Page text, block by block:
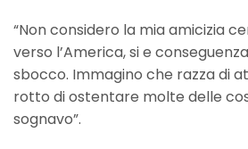
“Non considero la mia amicizia
verso l’America, si e
sbocco. Immagino che razza di
rotto di ostentare molte delle
sognavo”.